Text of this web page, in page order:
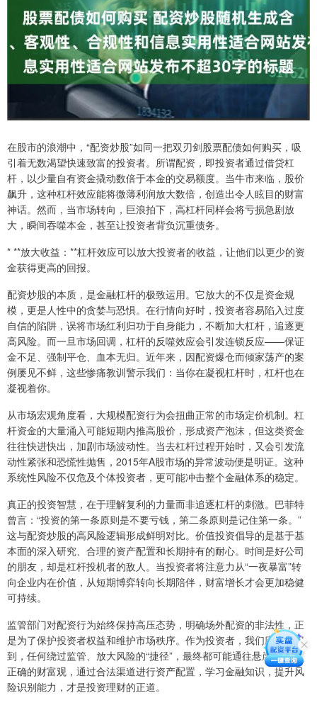
在股市的浪潮中，“配资炒股”如同一把双刃剑股票配债如何购买，吸
引着无数渴望快速致富的投资者。所谓配资，即投资者通过借贷杠
杆，以少量自有资金撬动数倍于本金的交易额度。当牛市来临，股价
飙升，这种杠杆效应能将微薄利润放大数倍，创造出令人眩目的财富
神话。然而，当市场转向，巨浪拍下，高杠杆同样会将亏损急剧放
大，瞬间吞噬本金，甚至让投资者背负沉重债务。
* **放大收益：**杠杆效应可以放大投资者的收益，让他们以更少的资
金获得更高的回报。
配资炒股的本质，是金融杠杆的极致运用。它放大的不仅是资金规
模，更是人性中的贪婪与恐惧。在行情向好时，投资者容易陷入过度
自信的陷阱，误将市场红利归功于自身能力，不断加大杠杆，追逐更
高风险。而一旦市场回调，杠杆的反噬效应会引发连锁反应——保证
金不足、强制平仓、血本无归。近年来，因配资爆仓而倾家荡产的案
例屡见不鲜，这些惨痛教训警示我们：当你在凝视杠杆时，杠杆也在
凝视着你。
从市场宏观角度看，大规模配资行为会扭曲正常的市场定价机制。杠
杆资金的大量涌入可能短期内推高股价，形成资产泡沫，但这类资金
往往快进快出，加剧市场波动性。当去杠杆过程开始时，又会引发流
动性紧张和恐慌性抛售，2015年A股市场的异常波动便是明证。这种
系统性风险不仅危及个体投资者，更可能冲击整个金融体系的稳定。
真正的投资智慧，在于理解复利的力量而非追逐杠杆的刺激。巴菲特
曾言：“投资的第一条原则是不要亏钱，第二条原则是记住第一条。”
这与配资炒股的高风险逻辑形成鲜明对比。价值投资倡导的是基于基
本面的深入研究、合理的资产配置和长期持有的耐心。时间是好公司
的朋友，却是杠杆投机者的敌人。当投资者将注意力从“一夜暴富”转
向企业内在价值，从短期博弈转向长期陪伴，财富增长才会更加稳健
可持续。
监管部门对配资行为始终保持高压态势，明确场外配资的非法性，正
是为了保护投资者权益和维护市场秩序。作为投资者，我们应当认识
到，任何绕过监管、放大风险的“捷径”，最终都可能通往悬崖。建立
正确的财富观，通过合法渠道进行资产配置，学习金融知识，提升风
险识别能力，才是投资理财的正道。